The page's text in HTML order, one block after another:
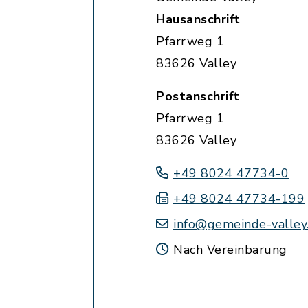
Hausanschrift
Pfarrweg 1
83626 Valley
Postanschrift
Pfarrweg 1
83626 Valley
+49 8024 47734-0
+49 8024 47734-199
info@gemeinde-
Nach Vereinbarung